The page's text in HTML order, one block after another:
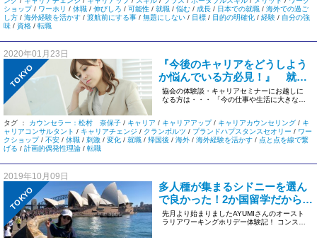
ショップ/ ワーホリ / 休職 / 伸びしろ / 可能性 / 就職 / 悩む / 成長 / 日本での就職 / 海外での過ご
し方 / 海外経験を活かす / 渡航前にする事 / 無題にしない / 目標 / 目的の明確化 / 経験 / 自分の強
味 / 資格 / 転職
2020年01月23日
TOKYO
『今後のキャリアをどうしよう
か悩んでいる方必見！』 就職/
転職 vs 留学！！？ クランボル
ツ理論で考える：プランドハプ
理論)
協会の体験談・キャリアセミナーにお越しに
なる方は・・・ 「今の仕事や生活に大きな不
タグ ： カウンセラー：松村 奈保子 / キャリア / キャリアアップ/ キャリアカウンセリング / キ
ャリアコンサルタント / キャリアチェンジ / クランボルツ / プランドハプスタンスセオリー / ワー
クショップ/ 不安 / 休職 / 刺激 / 変化 / 就職 / 帰国後 / 海外 / 海外経験を活かす / 点と点を線で繋
げる / 計画的偶発性理論 / 転職
2019年10月09日
TOKYO
多人種が集まるシドニーを選ん
で良かった！2か国留学だからこ
そ感じ意識すること・・・ ～
AYUMIさんの体験談③～
先月より始まりましたAYUMIさんのオースト
ラリアワーキングホリデー体験記！ コンスタ